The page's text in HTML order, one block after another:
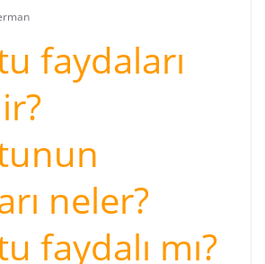
faydaları
neler?
faydalı mı?